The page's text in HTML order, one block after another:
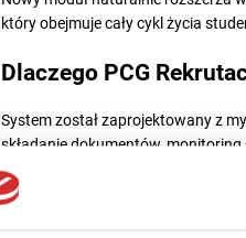
który obejmuje cały cykl życia
Dlaczego PCG
System został zaprojektowany z
składanie dokumentów,
przejrzysty i przyjazny dla